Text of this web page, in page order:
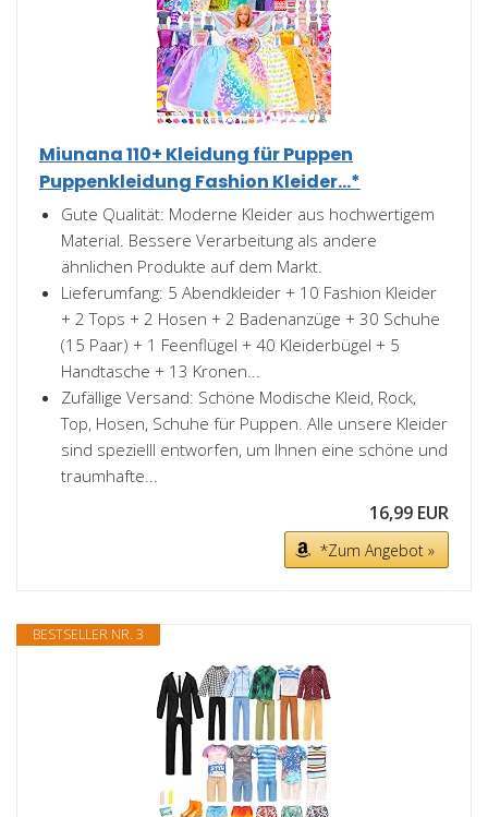
Miunana 110+ Kleidung für Puppen
Puppenkleidung Fashion Kleider...*
Gute Qualität: Moderne Kleider aus hochwertigem
Material. Bessere Verarbeitung als andere
ähnlichen Produkte auf dem Markt.
Lieferumfang: 5 Abendkleider + 10 Fashion Kleider
+ 2 Tops + 2 Hosen + 2 Badenanzüge + 30 Schuhe
(15 Paar) + 1 Feenflügel + 40 Kleiderbügel + 5
Handtasche + 13 Kronen...
Zufällige Versand: Schöne Modische Kleid, Rock,
Top, Hosen, Schuhe für Puppen. Alle unsere Kleider
sind spezielll entworfen, um Ihnen eine schöne und
traumhafte...
16,99 EUR
*Zum Angebot »
BESTSELLER NR. 3